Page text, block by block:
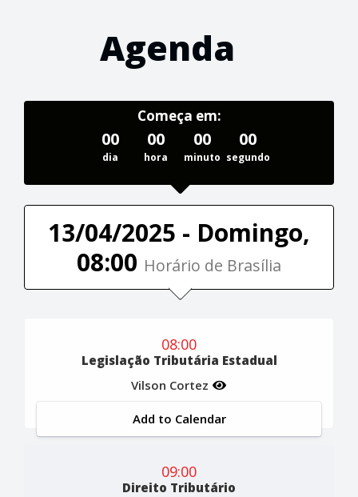
Agenda
Começa em:
00
dia
00
hora
00
minuto
00
segundo
13/04/2025 - Domingo,
08:00 Horário de Brasília
08:00
Legislação Tributária Estadual
Vilson Cortez
Add to Calendar
09:00
Direito Tributário